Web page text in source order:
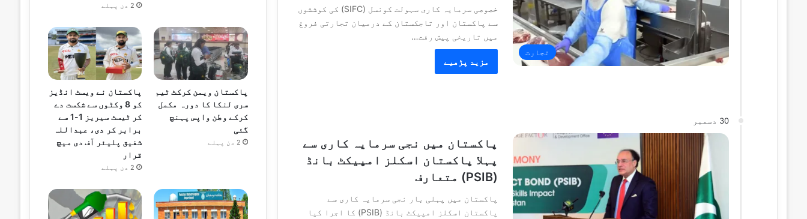
تجارت
خصوصی سرمایہ کاری سہولت کونسل (SIFC) کی کوششوں
سے پاکستان اور تاجکستان کے درمیان تجارتی فروغ
میں تاریخی پیش رفت…
مزید پڑھیے
30 دسمبر
پاکستان میں نجی سرمایہ کاری سے
پہلا پاکستان اسکلز امپیکٹ بانڈ
(PSIB) متعارف
پاکستان میں پہلی بار نجی سرمایہ کاری سے
پاکستان اسکلز امپیکٹ بانڈ (PSIB) کا اجرا کیا
2 دن پہلے
پاکستان ویمن کرکٹ ٹیم
سری لنکا کا دورہ مکمل
کرکے وطن واپس پہنچ
گئی
2 دن پہلے
پاکستان نے ویسٹ انڈیز
کو 8 وکٹوں سے شکست دے
کر ٹیسٹ سیریز 1-1 سے
برابر کر دی، عبداللہ
شفیق پلیئر آف دی میچ
قرار
2 دن پہلے